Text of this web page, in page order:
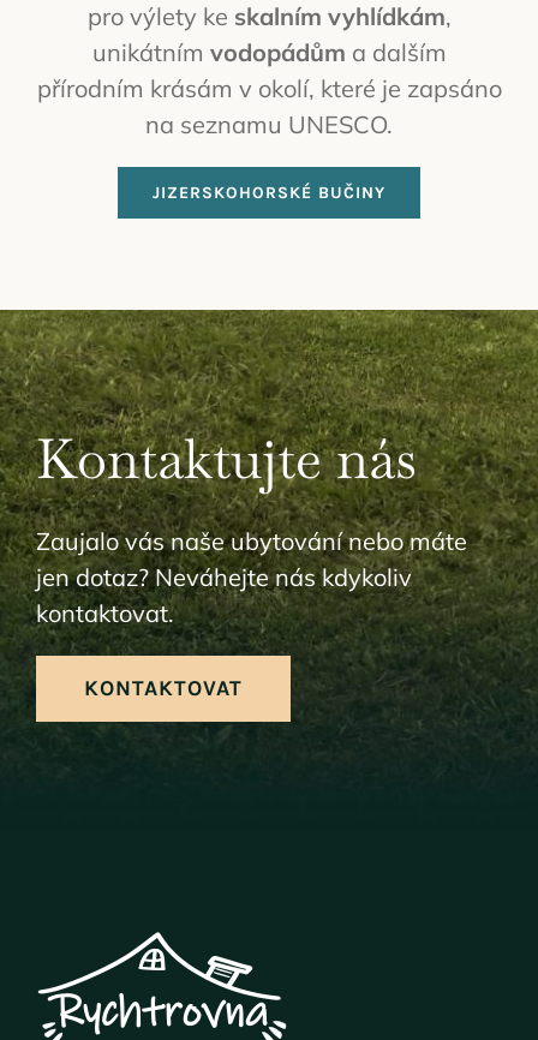
pro výlety ke skalním vyhlídkám,
unikátním vodopádům a dalším
přírodním krásám v okolí, které je zapsáno
na seznamu UNESCO.
JIZERSKOHORSKÉ BUČINY
Kontaktujte nás
Zaujalo vás naše ubytování nebo máte
jen dotaz? Neváhejte nás kdykoliv
kontaktovat.
KONTAKTOVAT